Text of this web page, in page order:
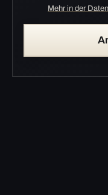
Mehr in der